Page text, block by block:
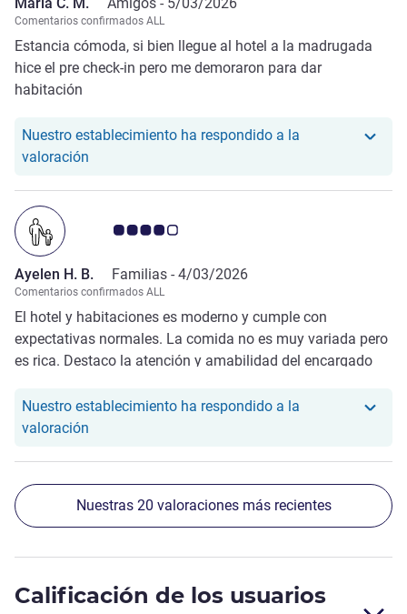
Comentarios confirmados ALL
Estancia cómoda, si bien llegue al hotel a la madrugada
hice el pre check-in pero me demoraron para dar
habitación
Nuestro establecimiento ha respondido a la
valoración
Nota de clientes de Avis 4.0/5
Ayelen H. B. Familias - 4/03/2026
Comentarios confirmados ALL
El hotel y habitaciones es moderno y cumple con
expectativas normales. La comida no es muy variada pero
es rica. Destaco la atención y amabilidad del encargado
también siempre predispuesta.
Nuestro establecimiento ha respondido a la
valoración
Nuestras 20 valoraciones más recientes
Calificación de los usuarios